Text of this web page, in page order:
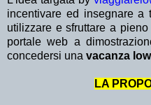
incentivare ed insegnare a
utilizzare e sfruttare a
portale web a
concedersi una vacanza
LA